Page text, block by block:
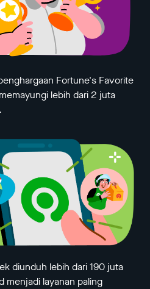
Fortune's Favorite
lebih dari 2 juta
diunduh lebih dari 190 juta
menjadi layanan paling